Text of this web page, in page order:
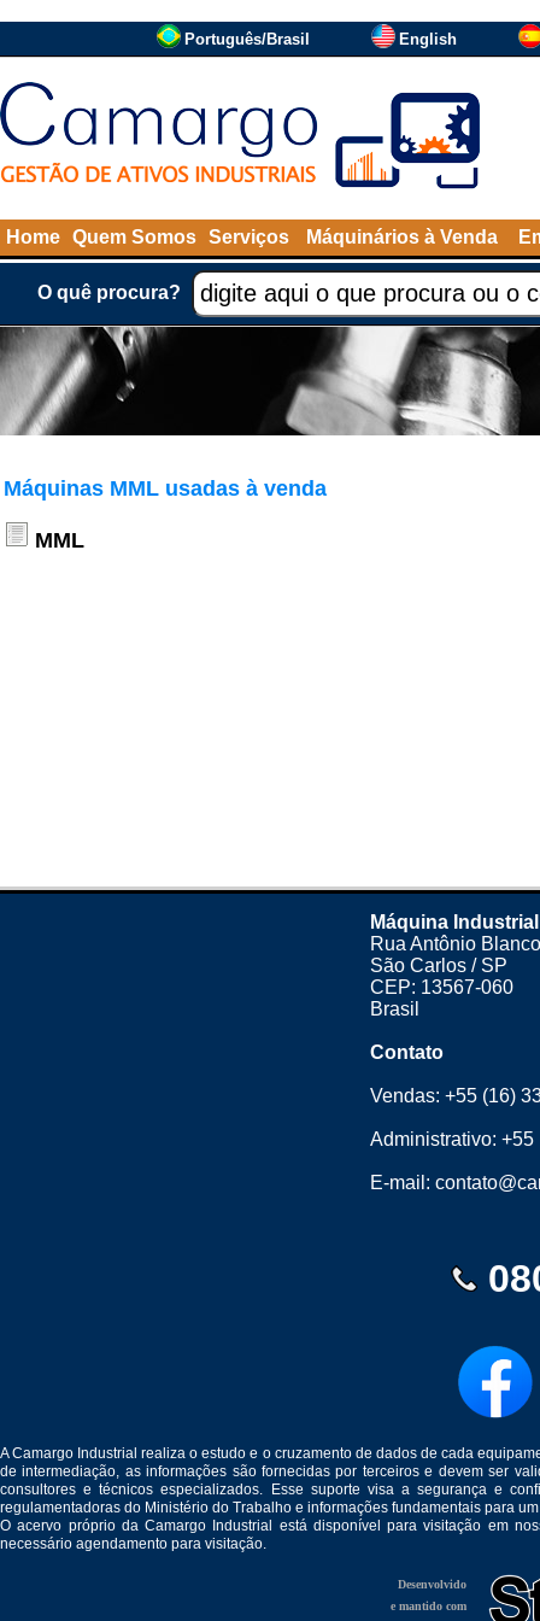
Português/Brasil English
Home Quem Somos Serviços Máquinários à Venda
O quê procura?
Máquinas MML usadas à venda
MML
Máquina Industrial
Rua Antônio
São Carlos / SP
CEP: 13567-060
Brasil
Contato
Vendas:+55 (16)
Administrativo:+55
E-mail:
A Camargo Industrial realiza o estudo e o cruzamento de dados de cada
de intermediação, as informações são fornecidas por terceiros e devem ser
consultores e técnicos especializados. Esse suporte visa a segurança e
regulamentadoras do Ministério do Trabalho e informações fundamentais para
O acervo próprio da Camargo Industrial está disponível para visitação em
necessário agendamento para visitação.
Desenvolvido
e mantido com